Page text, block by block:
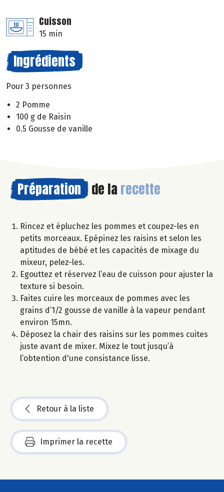
Cuisson
15 min
Ingrédients
Pour 3 personnes
2 Pomme
100 g de Raisin
0.5 Gousse de vanille
Préparation de la recette
Rincez et épluchez les pommes et coupez-les en
petits morceaux. Epépinez les raisins et selon les
aptitudes de bébé et les capacités de mixage du
mixeur, pelez-les.
Egouttez et réservez l’eau de cuisson pour ajuster la
texture si besoin.
Faites cuire les morceaux de pommes avec les
grains d’1/2 gousse de vanille à la vapeur pendant
environ 15mn.
Déposez la chair des raisins sur les pommes cuites
juste avant de mixer. Mixez le tout jusqu’à
l’obtention d'une consistance lisse.
Retour à la liste
Imprimer la recette